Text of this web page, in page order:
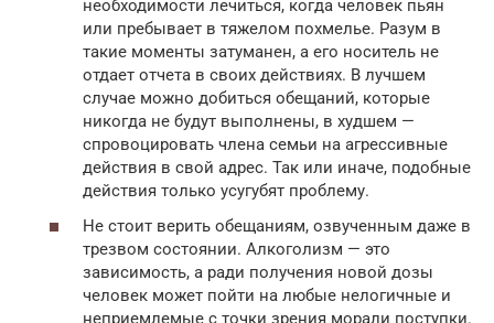
необходимости лечиться, когда человек пьян
или пребывает в тяжелом похмелье. Разум в
такие моменты затуманен, а его носитель не
отдает отчета в своих действиях. В лучшем
случае можно добиться обещаний, которые
никогда не будут выполнены, в худшем —
спровоцировать члена семьи на агрессивные
действия в свой адрес. Так или иначе, подобные
действия только усугубят проблему.
Не стоит верить обещаниям, озвученным даже в
трезвом состоянии. Алкоголизм — это
зависимость, а ради получения новой дозы
человек может пойти на любые нелогичные и
неприемлемые с точки зрения морали поступки.